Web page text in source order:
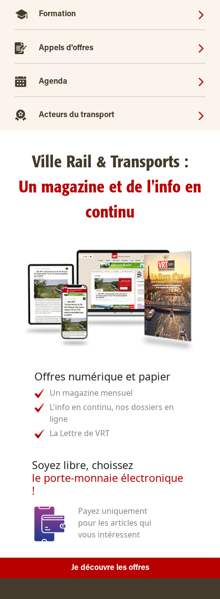
Formation
Appels d'offres
Agenda
Acteurs du transport
Ville Rail & Transports :
Un magazine et de l'info en
continu
Offres numérique et papier
Un magazine mensuel
L'info en continu, nos dossiers en
ligne
La Lettre de VRT
Soyez libre, choissez
le porte-monnaie électronique
!
Payez uniquement
pour les articles qui
vous intéressent
Je découvre les offres